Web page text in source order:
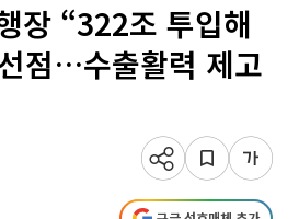
장 “322조 투입해
점…수출활력 제고